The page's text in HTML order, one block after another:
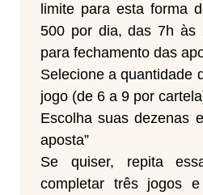
limite para esta forma
500 por dia, das 7h às
para fechamento das
Selecione a quantidade
jogo (de 6 a 9 por
Escolha suas dezenas
aposta”
Se quiser, repita
completar três jogos